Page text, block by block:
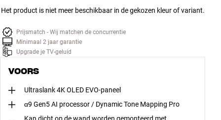
Het product is niet meer beschikbaar in de gekozen kleur of variant.
Prijsmatch - Wij matchen de concurrentie
Minimaal 2 jaar garantie
Upgrade je TV-geluid
VOORS
Ultraslank 4K OLED EVO-paneel
α9 Gen5 AI processor / Dynamic Tone Mapping Pro